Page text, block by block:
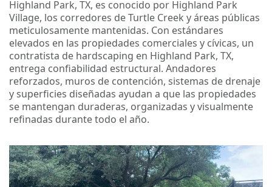
Highland Park, TX, es conocido por Highland Park
Village, los corredores de Turtle Creek y áreas públicas
meticulosamente mantenidas. Con estándares
elevados en las propiedades comerciales y cívicas, un
contratista de hardscaping en Highland Park, TX,
entrega confiabilidad estructural. Andadores
reforzados, muros de contención, sistemas de drenaje
y superficies diseñadas ayudan a que las propiedades
se mantengan duraderas, organizadas y visualmente
refinadas durante todo el año.